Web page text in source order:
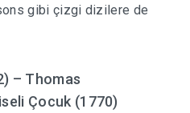
gibi çizgi dizilere de
– Thomas
Çocuk (1770)